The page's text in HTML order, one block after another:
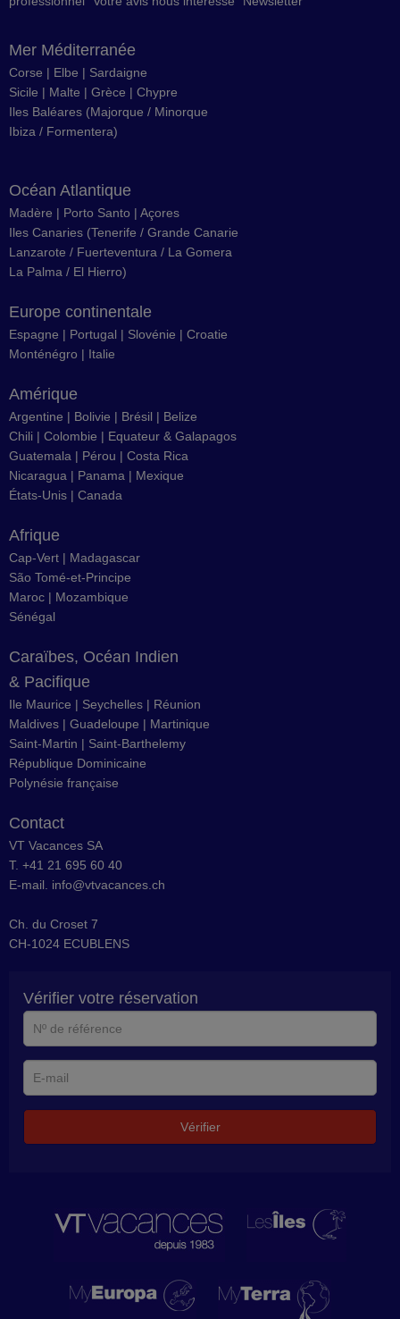
Mer Méditerranée
Corse | Elbe | Sardaigne
Sicile | Malte | Grèce | Chypre
Iles Baléares (Majorque / Minorque
Ibiza / Formentera)
Océan Atlantique
Madère | Porto Santo | Açores
Iles Canaries (Tenerife / Grande Canarie
Lanzarote / Fuerteventura / La Gomera
La Palma / El Hierro)
Europe continentale
Espagne | Portugal | Slovénie | Croatie
Monténégro | Italie
Amérique
Argentine | Bolivie | Brésil | Belize
Chili | Colombie | Equateur & Galapagos
Guatemala | Pérou | Costa Rica
Nicaragua | Panama | Mexique
États-Unis | Canada
Afrique
Cap-Vert | Madagascar
São Tomé-et-Principe
Maroc | Mozambique
Sénégal
Caraïbes, Océan Indien
& Pacifique
Ile Maurice | Seychelles | Réunion
Maldives | Guadeloupe | Martinique
Saint-Martin | Saint-Barthelemy
République Dominicaine
Polynésie française
Contact
VT Vacances SA
T. +41 21 695 60 40
E-mail. info@vtvacances.ch
Ch. du Croset 7
CH-1024 ECUBLENS
Vérifier votre réservation
N°
de
E-
mail
Vérifier